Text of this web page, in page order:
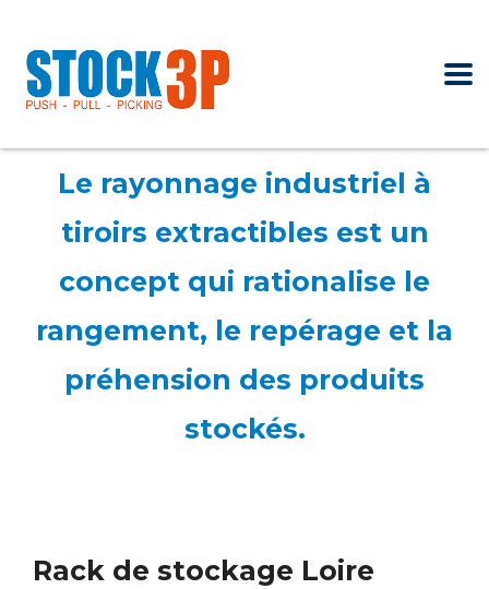
Le rayonnage industriel à
tiroirs extractibles est un
concept qui rationalise le
rangement, le repérage et la
préhension des produits
stockés.
Rack de stockage Loire